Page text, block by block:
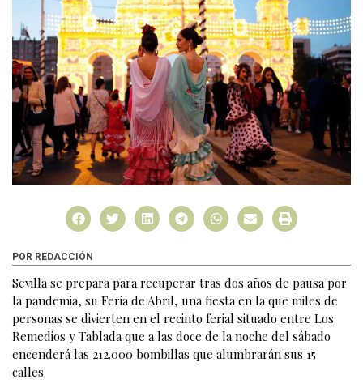
POR REDACCIÓN
Sevilla se prepara para recuperar tras dos años de pausa por
la pandemia, su Feria de Abril, una fiesta en la que miles de
personas se divierten en el recinto ferial situado entre Los
Remedios y Tablada que a las doce de la noche del sábado
encenderá las 212.000 bombillas que alumbrarán sus 15
calles.